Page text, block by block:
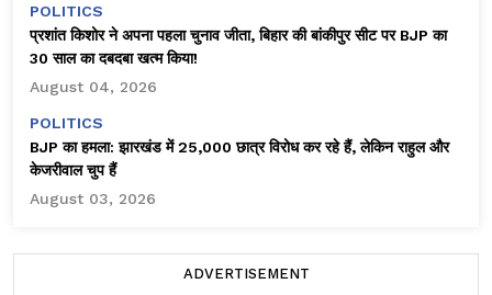
POLITICS
प्रशांत किशोर ने अपना पहला चुनाव जीता, बिहार की बांकीपुर सीट पर BJP का
30 साल का दबदबा खत्म किया!
August 04, 2026
POLITICS
BJP का हमला: झारखंड में 25,000 छात्र विरोध कर रहे हैं, लेकिन राहुल और
केजरीवाल चुप हैं
August 03, 2026
ADVERTISEMENT